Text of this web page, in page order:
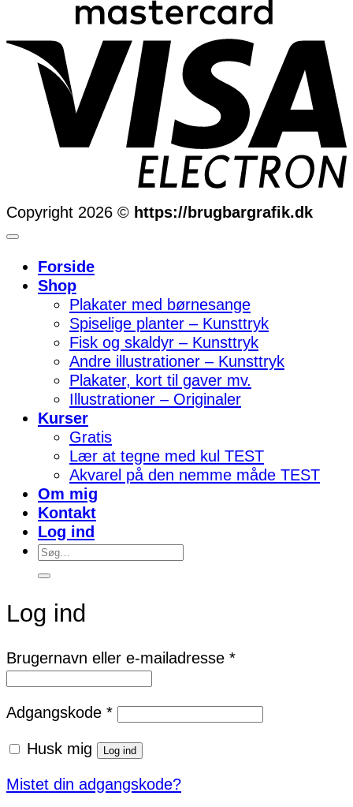
Copyright 2026 © https://brugbargrafik.dk
Forside
Shop
Plakater med børnesange
Spiselige planter – Kunsttryk
Fisk og skaldyr – Kunsttryk
Andre illustrationer – Kunsttryk
Plakater, kort til gaver mv.
Illustrationer – Originaler
Kurser
Gratis
Lær at tegne med kul TEST
Akvarel på den nemme måde TEST
Om mig
Kontakt
Log ind
Søg
Log ind
Brugernavn eller e-mailadresse *Påkrævet
Adgangskode *Påkrævet
Husk mig Log ind
Mistet din adgangskode?